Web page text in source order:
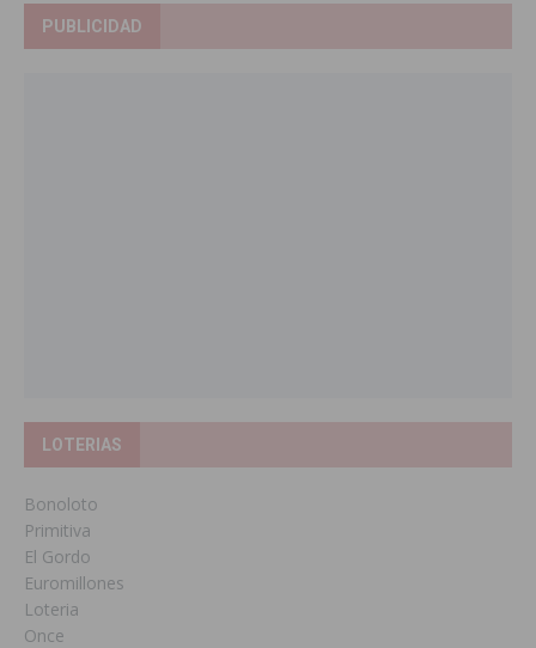
PUBLICIDAD
LOTERIAS
Bonoloto
Primitiva
El Gordo
Euromillones
Loteria
Once